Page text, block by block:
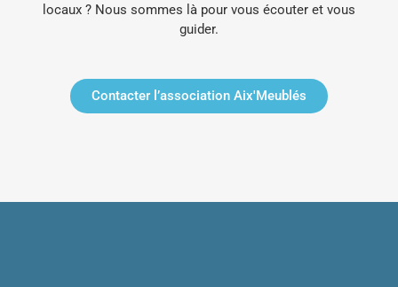
locaux ? Nous sommes là pour vous écouter et vous
guider.
Contacter l’association Aix'Meublés